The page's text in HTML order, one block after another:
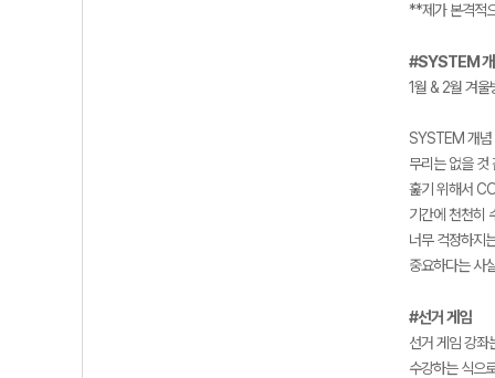
**제가 본격적
#SYSTEM 개
1월 & 2월 겨울
SYSTEM 개념
무리는 없을 것
훑기 위해서
기간에 천천히
너무 걱정하지
중요하다는 사
#선거 게임
선거 게임 강좌
수강하는 식으